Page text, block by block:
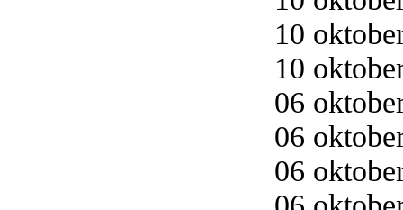
10
10
06
06
06